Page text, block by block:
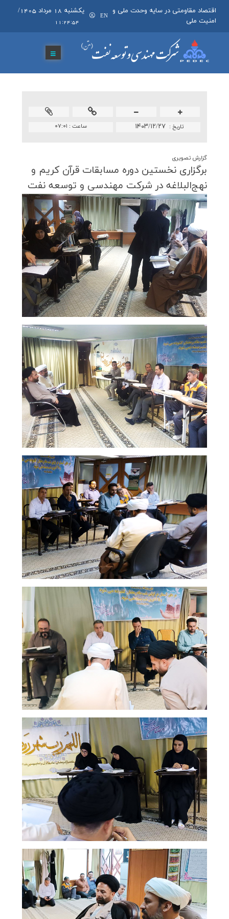
اقتصاد مقاومتی در سایه وحدت ملی و
امنیت ملی
EN
يکشنبه 18 مرداد 1405 /
11:24:55
ساعت : ۰۷:۰۱ تاريخ : ۱۴۰۳/۱۲/۲۷
گزارش تصويری
برگزاری نخستین دوره مسابقات قرآن كریم و
نهج‌البلاغه در شركت مهندسی و توسعه نفت